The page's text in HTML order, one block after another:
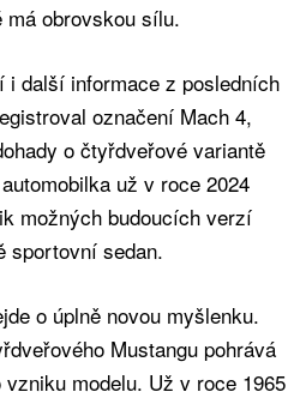
má obrovskou sílu.
i další informace z posledních
označení Mach 4,
o čtyřdveřové variantě
už v roce 2024
možných budoucích verzí
sportovní sedan.
o úplně novou myšlenku.
Mustangu pohrává
modelu. Už v roce 1965